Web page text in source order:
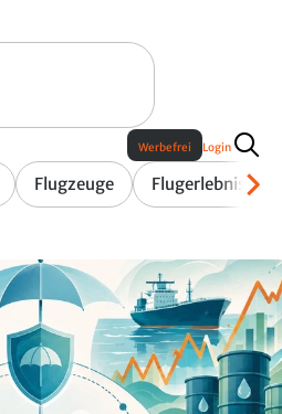
Flugzeuge Flugerlebnis
Werbefrei Login